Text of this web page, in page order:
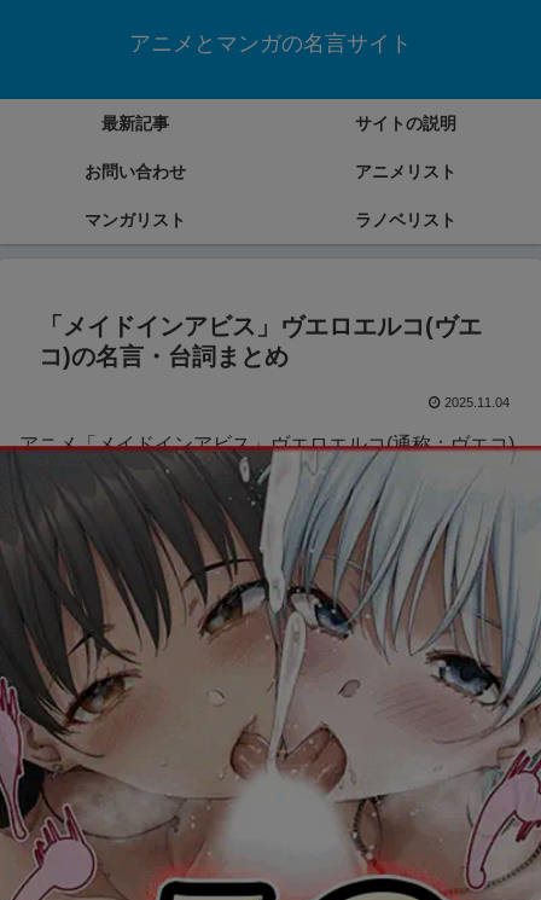
アニメとマンガの名言サイト
最新記事 サイトの説明
お問い合わせ アニメリスト
マンガリスト ラノベリスト
「メイドインアビス」ヴエロエルコ(ヴエ
コ)の名言・台詞まとめ
2025.11.04
アニメ「メイドインアビス」ヴエロエルコ(通称：ヴエコ)
の名言・台詞をまとめていきます。